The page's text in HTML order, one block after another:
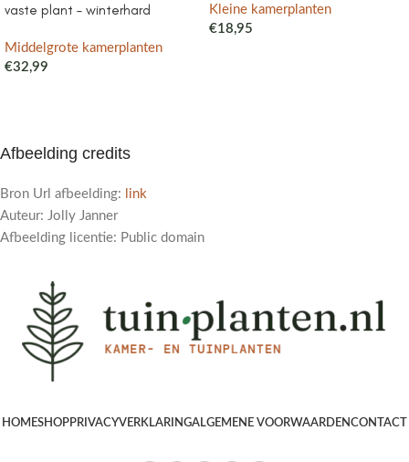
vaste plant – winterhard
Middelgrote kamerplanten
€32,99
Kleine kamerplanten
€18,95
Afbeelding credits
Bron Url afbeelding:
link
Auteur: Jolly Janner
Afbeelding licentie: Public domain
HOMESHOPPRIVACYVERKLARINGALGEMENE VOORWAARDENCONTACT